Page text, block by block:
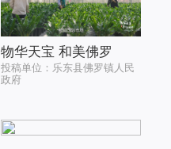
物华天宝 和美佛罗
投稿单位：乐东县佛罗镇人民
政府